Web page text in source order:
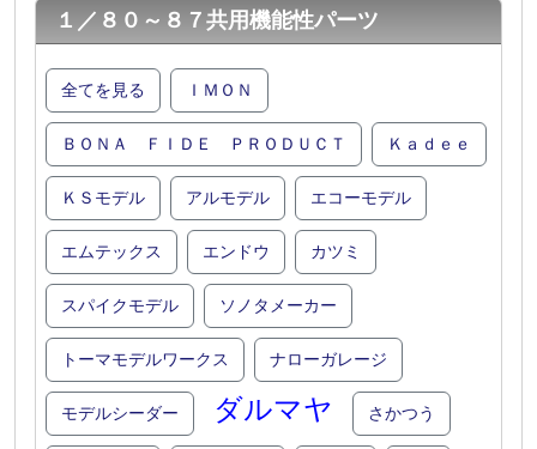
１／８０～８７共用機能性パーツ
全てを見る ＩＭＯＮ
ＢＯＮＡ ＦＩＤＥ ＰＲＯＤＵＣＴ Ｋａｄｅｅ
ＫＳモデル アルモデル エコーモデル
エムテックス エンドウ カツミ
スパイクモデル ソノタメーカー
トーマモデルワークス ナローガレージ
モデルシーダー ダルマヤ さかつう